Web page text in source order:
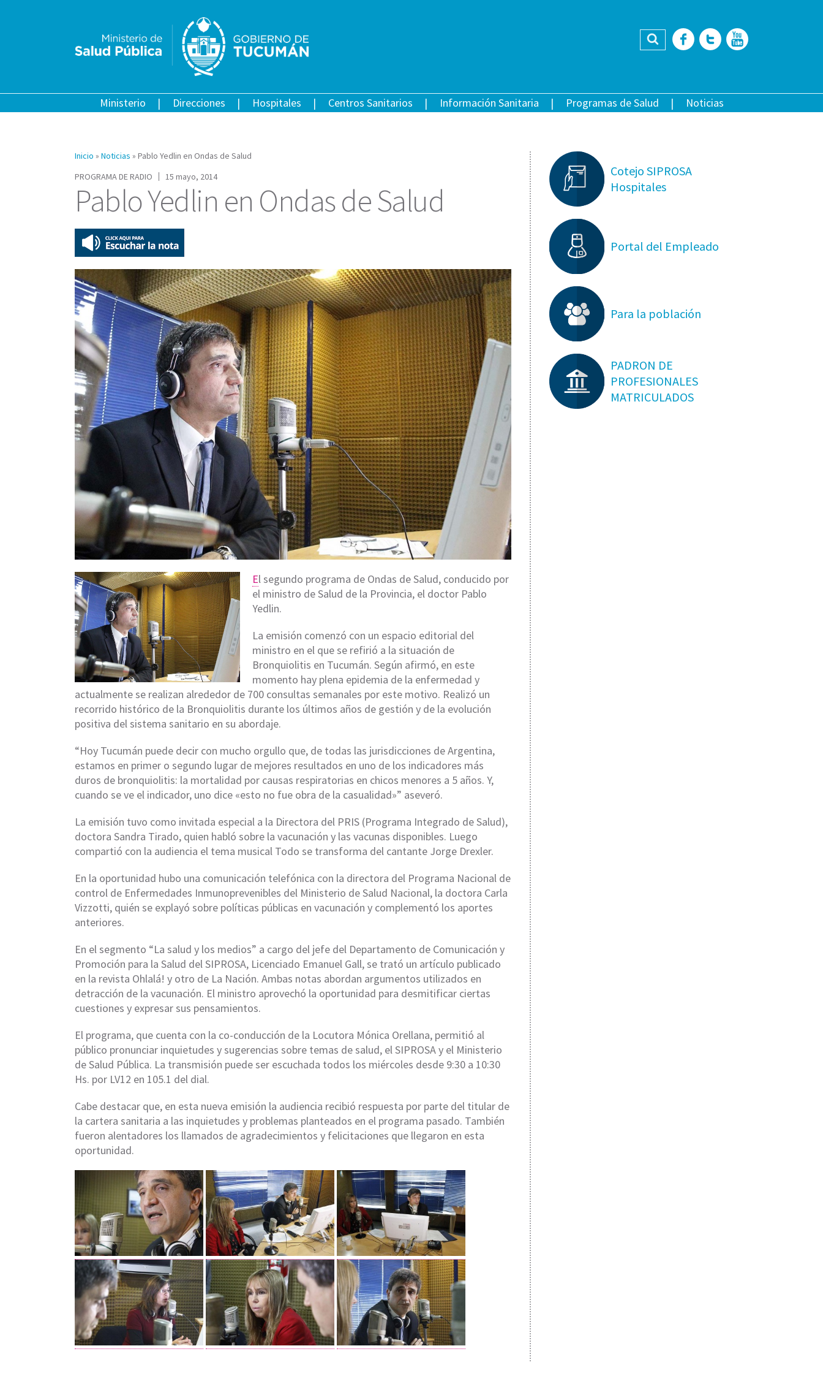
Buscar Facebook
Twitter
Ministerio Direcciones Hospitales Centros Sanitarios Información Sanitaria Programas de Salud Noticias
Inicio » Noticias » Pablo Yedlin en Ondas de Salud
PROGRAMA DE RADIO
15 mayo, 2014
Pablo Yedlin en Ondas de Salud
El segundo programa de Ondas de Salud, conducido por
el ministro de Salud de la Provincia, el doctor Pablo
Yedlin.
La emisión comenzó con un espacio editorial del
ministro en el que se refirió a la situación de
Bronquiolitis en Tucumán. Según afirmó, en este
momento hay plena epidemia de la enfermedad y
actualmente se realizan alrededor de 700 consultas semanales por este motivo. Realizó un
recorrido histórico de la Bronquiolitis durante los últimos años de gestión y de la evolución
positiva del sistema sanitario en su abordaje.
“Hoy Tucumán puede decir con mucho orgullo que, de todas las jurisdicciones de Argentina,
estamos en primer o segundo lugar de mejores resultados en uno de los indicadores más
duros de bronquiolitis: la mortalidad por causas respiratorias en chicos menores a 5 años. Y,
cuando se ve el indicador, uno dice «esto no fue obra de la casualidad»” aseveró.
La emisión tuvo como invitada especial a la Directora del PRIS (Programa Integrado de Salud),
doctora Sandra Tirado, quien habló sobre la vacunación y las vacunas disponibles. Luego
compartió con la audiencia el tema musical Todo se transforma del cantante Jorge Drexler.
En la oportunidad hubo una comunicación telefónica con la directora del Programa Nacional de
control de Enfermedades Inmunoprevenibles del Ministerio de Salud Nacional, la doctora Carla
Vizzotti, quién se explayó sobre políticas públicas en vacunación y complementó los aportes
anteriores.
En el segmento “La salud y los medios” a cargo del jefe del Departamento de Comunicación y
Promoción para la Salud del SIPROSA, Licenciado Emanuel Gall, se trató un artículo publicado
en la revista Ohlalá! y otro de La Nación. Ambas notas abordan argumentos utilizados en
detracción de la vacunación. El ministro aprovechó la oportunidad para desmitificar ciertas
cuestiones y expresar sus pensamientos.
El programa, que cuenta con la co-conducción de la Locutora Mónica Orellana, permitió al
público pronunciar inquietudes y sugerencias sobre temas de salud, el SIPROSA y el Ministerio
de Salud Pública. La transmisión puede ser escuchada todos los miércoles desde 9:30 a 10:30
Hs. por LV12 en 105.1 del dial.
Cabe destacar que, en esta nueva emisión la audiencia recibió respuesta por parte del titular de
la cartera sanitaria a las inquietudes y problemas planteados en el programa pasado. También
fueron alentadores los llamados de agradecimientos y felicitaciones que llegaron en esta
oportunidad.
Cotejo SIPROSA
Hospitales
Portal del Empleado
Para la población
PADRON DE
PROFESIONALES
MATRICULADOS